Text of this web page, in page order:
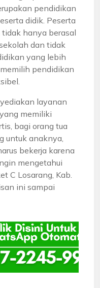
pendidikan
didik. Peserta
hanya berasal
dan tidak
yang lebih
pendidikan
layanan
memiliki
bagi orang tua
untuk anaknya,
bekerja karena
mengetahui
C Losarang, Kab.
ini sampai